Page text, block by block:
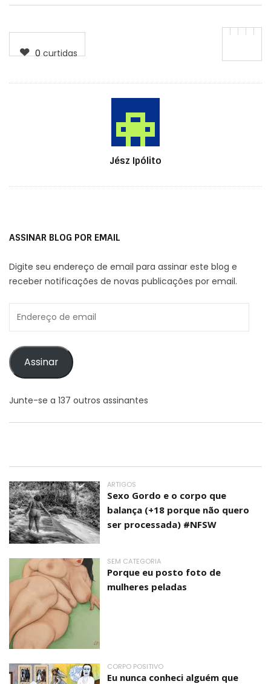
0curtidas
Jész Ipólito
ASSINAR BLOG POR EMAIL
Digite seu endereço de email para assinar este blog e
receber notificações de novas publicações por email.
de
Assinar
Junte-se a 137 outros assinantes
ARTIGOS
Sexo Gordo e o corpo que
balança (+18 porque não quero
ser processada) #NFSW
SEM CATEGORIA
Porque eu posto foto de
mulheres peladas
CORPO POSITIVO
Eu nunca conheci alguém que